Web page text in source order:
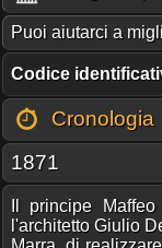
Puoi aiutarci a
Codice
Cronologia
1871
Il principe
l'architetto Giulio